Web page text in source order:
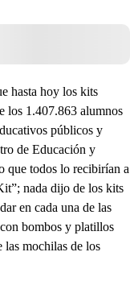
hasta hoy los kits
los 1.407.863 alumnos
públicos y
de Educación y
que todos lo recibirían a
nada dijo de los kits
en cada una de las
bombos y platillos
las mochilas de los